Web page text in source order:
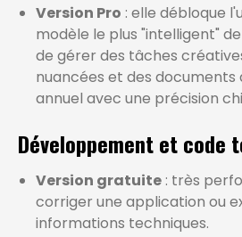
Version Pro : elle débloque
modèle le plus "intelligent"
de gérer des tâches
nuancées et des
annuel avec une précision
Développement et code
Version gratuite : très
corriger une application ou
informations techniques.